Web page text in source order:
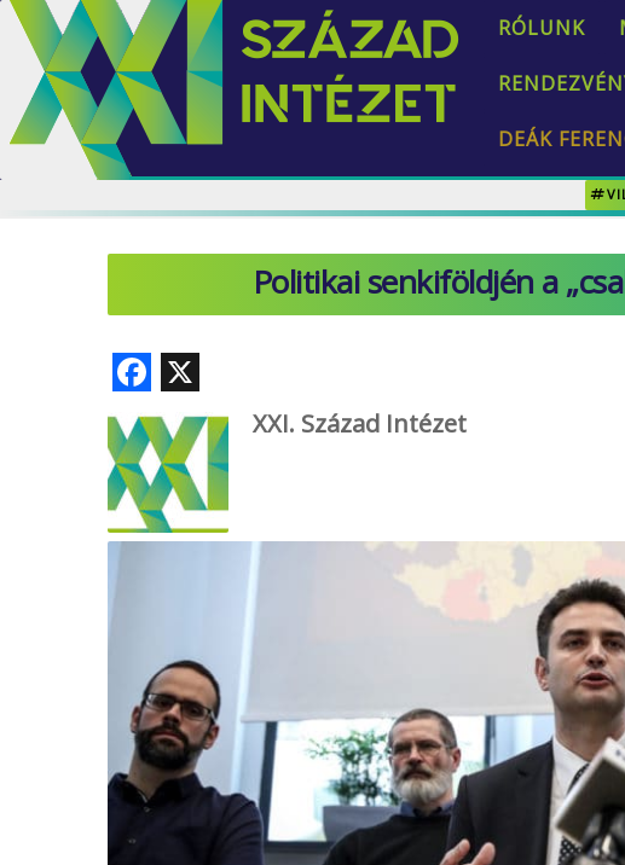
RÓLUNK
DEÁK
Politikai senkiföldjén a
F
ac
e
b
o
XXI. Század Intézet